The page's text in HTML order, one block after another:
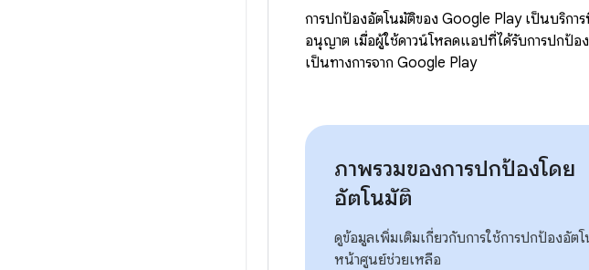
การปกป้องอัตโนมัติของ Google Play เป็นบริกา
อนุญาต เมื่อผู้ใช้ดาวน์โหลดแอปที่ได้รับการปกป้อ
เป็นทางการจาก Google Play
ภาพรวมของการปกป้องโดย
อัตโนมัติ
ดูข้อมูลเพิ่มเติมเกี่ยวกับการใช้การปกป้องอัต
หน้าศูนย์ช่วยเหลือ